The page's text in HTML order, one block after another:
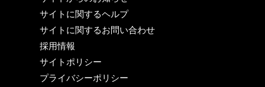
サイトに関するヘルプ
サイトに関するお問い合わせ
採用情報
サイトポリシー
プライバシーポリシー